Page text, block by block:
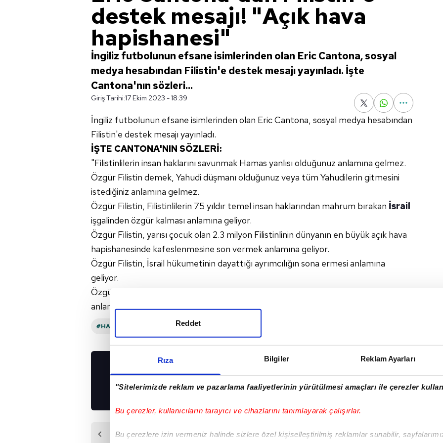
Rıza Bilgiler Reklam Ayarları
"Sitelerimizde reklam ve pazarlama faaliyetlerinin yürütülmesi amaçları ile çerezler
Bu çerezler, kullanıcıların tarayıcı ve cihazlarını tanımlayarak çalışırlar.
Bu çerezlere izin vermeniz halinde sizlere özel kişiselleştirilmiş reklamlar sunabilir,
Reddet
destek mesajı! "Açık hava
hapishanesi"
İngiliz futbolunun efsane isimlerinden olan Eric Cantona, sosyal
medya hesabından Filistin'e destek mesajı yayınladı. İşte
Cantona'nın sözleri...
Giriş Tarihi:17 Ekim 2023 - 18:39
İngiliz futbolunun efsane isimlerinden olan Eric Cantona, sosyal medya hesabından
Filistin'e destek mesajı yayınladı.
İŞTE CANTONA'NIN SÖZLERİ:
"Filistinlilerin insan haklarını savunmak Hamas yanlısı olduğunuz anlamına gelmez.
Özgür Filistin demek, Yahudi düşmanı olduğunuz veya tüm Yahudilerin gitmesini
istediğiniz anlamına gelmez.
Özgür Filistin, Filistinlilerin 75 yıldır temel insan haklarından mahrum bırakan İsrail
işgalinden özgür kalması anlamına geliyor.
Özgür Filistin, yarısı çocuk olan 2.3 milyon Filistinlinin dünyanın en büyük açık hava
hapishanesinde kafeslenmesine son vermek anlamına geliyor.
Özgür Filistin, İsrail hükumetinin dayattığı ayrımcılığın sona ermesi anlamına
geliyor.
Özgür Filistin, Filistinlilere topraklarındaki temel altyapının kontrolünü vermek
anlamına geliyor."
#HAMAS #İNGILTERE
UYGULAMALARIMIZI
İNDİRİN!
Önceki Haber
Sonraki Haber